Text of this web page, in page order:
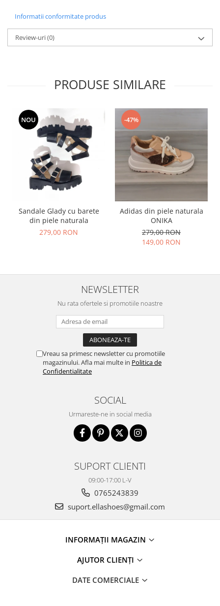
Informatii conformitate produs
Review-uri(0)
PRODUSE SIMILARE
NOU
Sandale Glady cu barete
din piele naturala
279,00 RON
-47%
Adidas din piele naturala
ONIKA
279,00 RON
149,00 RON
NEWSLETTER
Nu rata ofertele si promotiile noastre
Vreau sa primesc newsletter cu promotiile
magazinului. Afla mai multe in Politica de
Confidentialitate
SOCIAL
Urmareste-ne in social media
SUPORT CLIENTI
09:00-17:00 L-V
0765243839
suport.ellashoes@gmail.com
INFORMAȚII MAGAZIN
AJUTOR CLIENȚI
DATE COMERCIALE